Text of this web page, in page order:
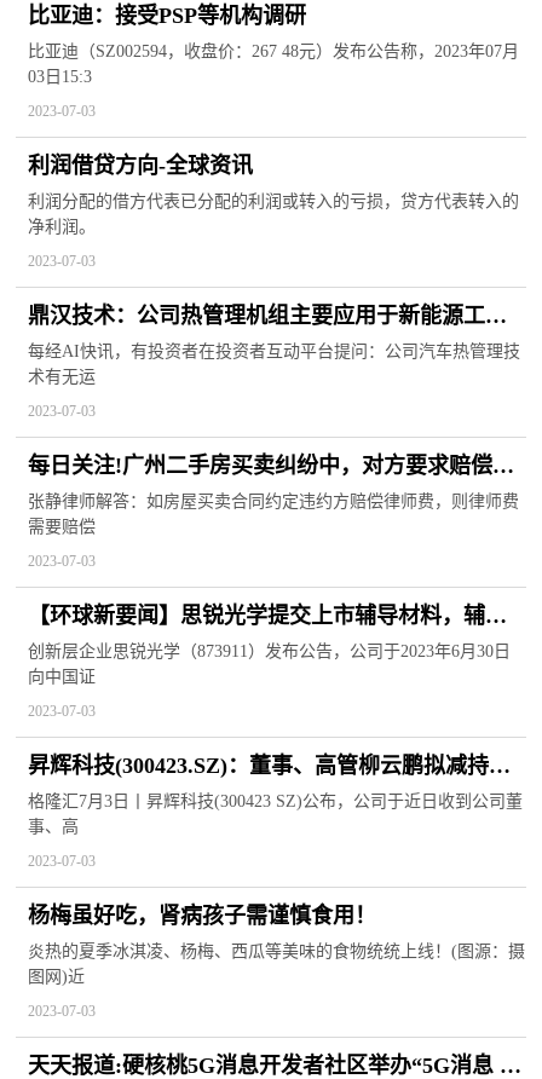
比亚迪：接受PSP等机构调研
比亚迪（SZ002594，收盘价：267 48元）发布公告称，2023年07月
03日15:3
2023-07-03
利润借贷方向-全球资讯
利润分配的借方代表已分配的利润或转入的亏损，贷方代表转入的
净利润。
2023-07-03
鼎汉技术：公司热管理机组主要应用于新能源工程
车_世界聚焦
每经AI快讯，有投资者在投资者互动平台提问：公司汽车热管理技
术有无运
2023-07-03
每日关注!广州二手房买卖纠纷中，对方要求赔偿超
高的律师费怎么办？
张静律师解答：如房屋买卖合同约定违约方赔偿律师费，则律师费
需要赔偿
2023-07-03
【环球新要闻】思锐光学提交上市辅导材料，辅导
机构为东吴证券
创新层企业思锐光学（873911）发布公告，公司于2023年6月30日
向中国证
2023-07-03
昇辉科技(300423.SZ)：董事、高管柳云鹏拟减持不
超92万股|天天精选
格隆汇7月3日丨昇辉科技(300423 SZ)公布，公司于近日收到公司董
事、高
2023-07-03
杨梅虽好吃，肾病孩子需谨慎食用！
炎热的夏季冰淇凌、杨梅、西瓜等美味的食物统统上线！(图源：摄
图网)近
2023-07-03
天天报道:硬核桃5G消息开发者社区举办“5G消息 聚